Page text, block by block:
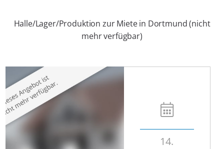
Halle/Lager/Produktion zur Miete in Dortmund (nicht
mehr verfügbar)
14.